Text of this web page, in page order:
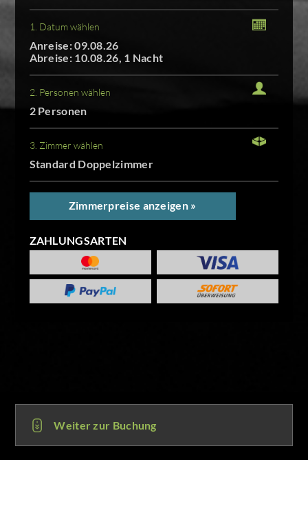
Weiter zur Buchung
1. Datum wählen
Anreise: 09.08.26
Abreise: 10.08.26, 1 Nacht
2. Personen wählen
2 Personen
3. Zimmer wählen
Standard Doppelzimmer
Zimmerpreise anzeigen »
ZAHLUNGSARTEN